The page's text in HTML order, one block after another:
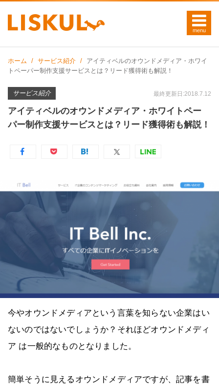
ホーム サービス紹介
アイティベルのオウンドメディア・ホワイ
トペーパー制作支援サービスとは？リード獲得術も解説！
サービス紹介 最終更新日:2018.7.12
アイティベルのオウンドメディア・ホワイトペー
パー制作支援サービスとは？リード獲得術も解説！
今やオウンドメディアという言葉を知らない企業はい
ないのではないでしょうか？それほどオウンドメディ
ア は一般的なものとなりました。
簡単そうに見えるオウンドメディアですが、記事を書